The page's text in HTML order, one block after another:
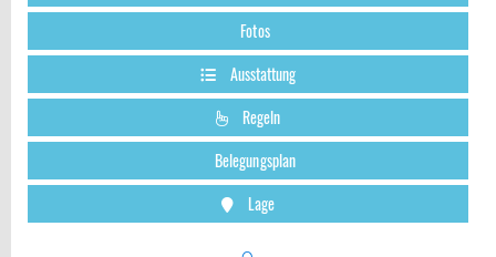
Fotos
Ausstattung
Regeln
Belegungsplan
Lage